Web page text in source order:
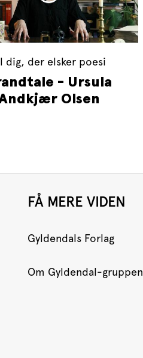
dig, der elsker poesi
- Ursula
Olsen
FÅ MERE VIDEN
Gyldendals Forlag
Om Gyldendal-gruppen